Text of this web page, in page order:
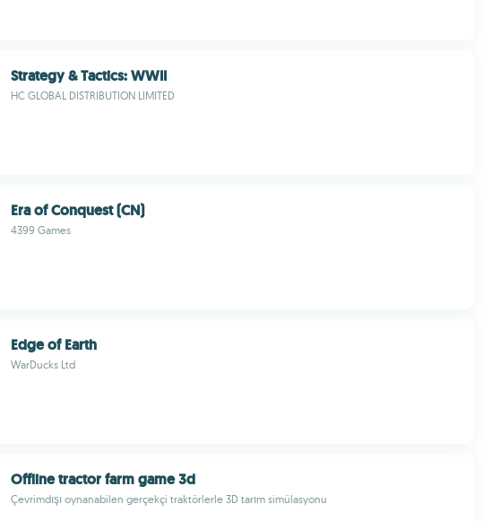
Strategy & Tactics: WWII
HC GLOBAL DISTRIBUTION LIMITED
Era of Conquest (CN)
4399 Games
Edge of Earth
WarDucks Ltd
Offline tractor farm game 3d
Çevrimdışı oynanabilen gerçekçi traktörlerle 3D tarım simülasyonu